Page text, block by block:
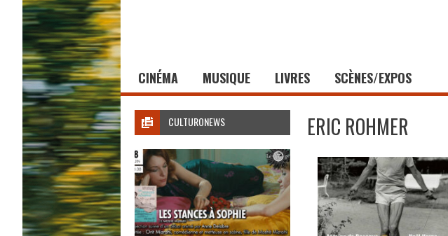
CINÉMA MUSIQUE LIVRES SCÈNES/EXPOS
ERIC ROHMER
CULTURONEWS